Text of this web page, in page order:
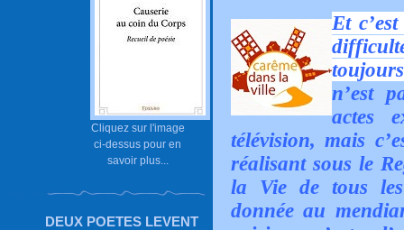
Cliquez sur l'image
ci-dessus pour en
savoir plus...
DEUX POETES LEVENT
Et
n’est
actes
télévision, mais
réalisant sous le
la Vie de tous les
donnée au